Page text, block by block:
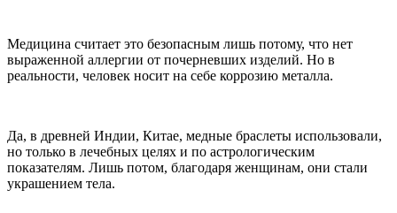
Медицина считает это безопасным лишь потому, что нет
выраженной аллергии от почерневших изделий. Но в
реальности, человек носит на себе коррозию металла.
Да, в древней Индии, Китае, медные браслеты использовали,
но только в лечебных целях и по астрологическим
показателям. Лишь потом, благодаря женщинам, они стали
украшением тела.